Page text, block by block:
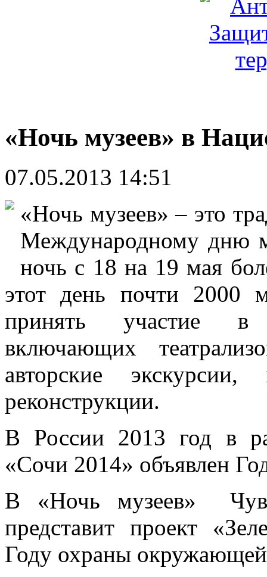
«Ночь музеев» в
07.05.2013 14:51
«Ночь музеев» – это
Международному дню
ночь с 18 на 19 мая
этот день почти 2000
принять участие в
включающих
авторские экскурсии,
реконструкции.
В России 2013 год в
«Сочи 2014» объявлен
В «Ночь музеев»
представит проект
Году охраны